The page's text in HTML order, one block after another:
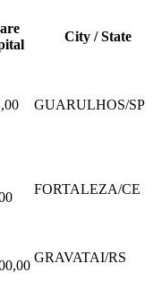
City / State
GUARULHOS/SP
FORTALEZA/CE
GRAVATAI/RS